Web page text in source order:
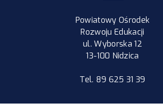
Powiatowy Ośrodek
Rozwoju Edukacji
ul. Wyborska 12
13-100 Nidzica
Tel. 89 625 31 39